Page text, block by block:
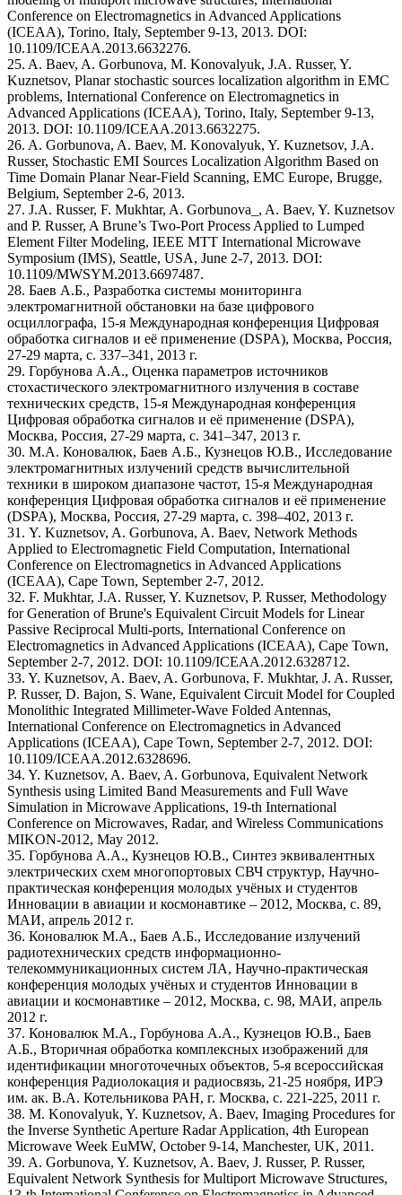
Conference on Electromagnetics in Advanced Applications
(ICEAA), Torino, Italy, September 9-13, 2013. DOI:
10.1109/ICEAA.2013.6632276.
25. A. Baev, A. Gorbunova, M. Konovalyuk, J.A. Russer, Y.
Kuznetsov, Planar stochastic sources localization algorithm in EMC
problems, International Conference on Electromagnetics in
Advanced Applications (ICEAA), Torino, Italy, September 9-13,
2013. DOI: 10.1109/ICEAA.2013.6632275.
26. A. Gorbunova, A. Baev, M. Konovalyuk, Y. Kuznetsov, J.A.
Russer, Stochastic EMI Sources Localization Algorithm Based on
Time Domain Planar Near-Field Scanning, EMC Europe, Brugge,
Belgium, September 2-6, 2013.
27. J.A. Russer, F. Mukhtar, A. Gorbunova_, A. Baev, Y. Kuznetsov
and P. Russer, A Brune’s Two-Port Process Applied to Lumped
Element Filter Modeling, IEEE MTT International Microwave
Symposium (IMS), Seattle, USA, June 2-7, 2013. DOI:
10.1109/MWSYM.2013.6697487.
28. Баев А.Б., Разработка системы мониторинга
электромагнитной обстановки на базе цифрового
осциллографа, 15-я Международная конференция Цифровая
обработка сигналов и её применение (DSPA), Москва, Россия,
27-29 марта, с. 337–341, 2013 г.
29. Горбунова А.А., Оценка параметров источников
стохастического электромагнитного излучения в составе
технических средств, 15-я Международная конференция
Цифровая обработка сигналов и её применение (DSPA),
Москва, Россия, 27-29 марта, с. 341–347, 2013 г.
30. М.А. Коновалюк, Баев А.Б., Кузнецов Ю.В., Исследование
электромагнитных излучений средств вычислительной
техники в широком диапазоне частот, 15-я Международная
конференция Цифровая обработка сигналов и её применение
(DSPA), Москва, Россия, 27-29 марта, с. 398–402, 2013 г.
31. Y. Kuznetsov, A. Gorbunova, A. Baev, Network Methods
Applied to Electromagnetic Field Computation, International
Conference on Electromagnetics in Advanced Applications
(ICEAA), Cape Town, September 2-7, 2012.
32. F. Mukhtar, J.A. Russer, Y. Kuznetsov, P. Russer, Methodology
for Generation of Brune's Equivalent Circuit Models for Linear
Passive Reciprocal Multi-ports, International Conference on
Electromagnetics in Advanced Applications (ICEAA), Cape Town,
September 2-7, 2012. DOI: 10.1109/ICEAA.2012.6328712.
33. Y. Kuznetsov, A. Baev, A. Gorbunova, F. Mukhtar, J. A. Russer,
P. Russer, D. Bajon, S. Wane, Equivalent Circuit Model for Coupled
Monolithic Integrated Millimeter-Wave Folded Antennas,
International Conference on Electromagnetics in Advanced
Applications (ICEAA), Cape Town, September 2-7, 2012. DOI:
10.1109/ICEAA.2012.6328696.
34. Y. Kuznetsov, A. Baev, A. Gorbunova, Equivalent Network
Synthesis using Limited Band Measurements and Full Wave
Simulation in Microwave Applications, 19-th International
Conference on Microwaves, Radar, and Wireless Communications
MIKON-2012, May 2012.
35. Горбунова А.А., Кузнецов Ю.В., Синтез эквивалентных
электрических схем многопортовых СВЧ структур, Научно-
практическая конференция молодых учёных и студентов
Инновации в авиации и космонавтике – 2012, Москва, с. 89,
МАИ, апрель 2012 г.
36. Коновалюк М.А., Баев А.Б., Исследование излучений
радиотехнических средств информационно-
телекоммуникационных систем ЛА, Научно-практическая
конференция молодых учёных и студентов Инновации в
авиации и космонавтике – 2012, Москва, с. 98, МАИ, апрель
2012 г.
37. Коновалюк М.А., Горбунова А.А., Кузнецов Ю.В., Баев
А.Б., Вторичная обработка комплексных изображений для
идентификации многоточечных объектов, 5-я всероссийская
конференция Радиолокация и радиосвязь, 21-25 ноября, ИРЭ
им. ак. В.А. Котельникова РАН, г. Москва, с. 221-225, 2011 г.
38. M. Konovalyuk, Y. Kuznetsov, A. Baev, Imaging Procedures for
the Inverse Synthetic Aperture Radar Application, 4th European
Microwave Week EuMW, October 9-14, Manchester, UK, 2011.
39. A. Gorbunova, Y. Kuznetsov, A. Baev, J. Russer, P. Russer,
Equivalent Network Synthesis for Multiport Microwave Structures,